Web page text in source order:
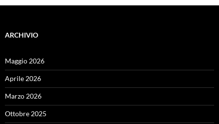
ARCHIVIO
Maggio 2026
Aprile 2026
Marzo 2026
Ottobre 2025